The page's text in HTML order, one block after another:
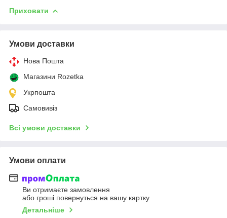
Приховати
Умови доставки
Нова Пошта
Магазини Rozetka
Укрпошта
Самовивіз
Всі умови доставки
Умови оплати
Ви отримаєте замовлення
або гроші повернуться на вашу картку
Детальніше